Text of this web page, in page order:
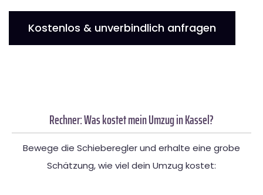
Kostenlos & unverbindlich anfragen
Rechner: Was kostet mein Umzug in Kassel?
Bewege die Schieberegler und erhalte eine grobe
Schätzung, wie viel dein Umzug kostet: